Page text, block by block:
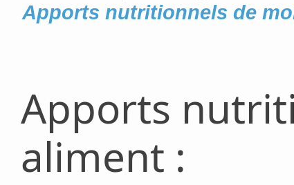
Apports nutritionnels de
Apports
aliment :